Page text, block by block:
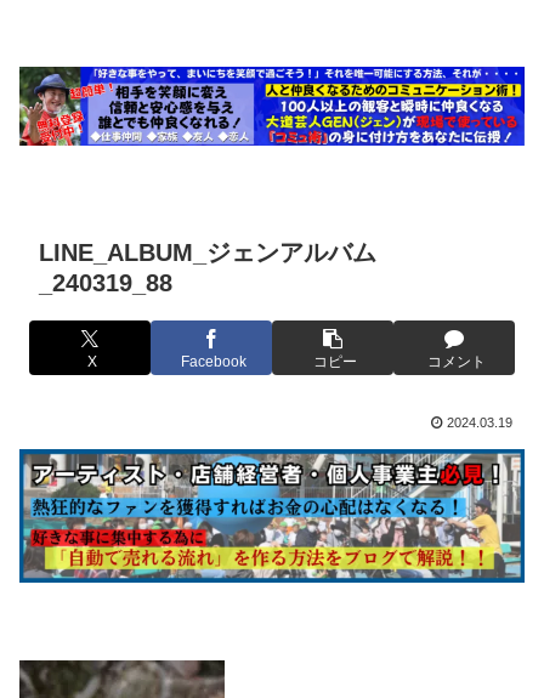
LINE_ALBUM_ジェンアルバム
_240319_88
X Facebook コピー コメント
2024.03.19